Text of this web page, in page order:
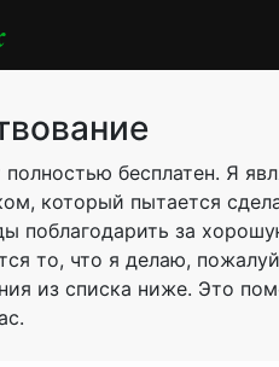
полностью бесплатен. Я
который пытается
поблагодарить за
то, что я делаю,
из списка ниже. Это